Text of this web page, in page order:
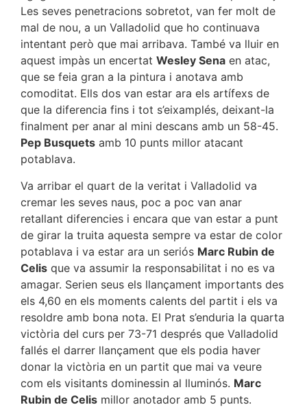
Les seves penetracions sobretot, van fer molt de
mal de nou, a un Valladolid que ho continuava
intentant però que mai arribava. També va lluir en
aquest impàs un encertat Wesley Sena en atac,
que se feia gran a la pintura i anotava amb
comoditat. Ells dos van estar ara els artífexs de
que la diferencia fins i tot s’eixamplés, deixant-la
finalment per anar al mini descans amb un 58-45.
Pep Busquets amb 10 punts millor atacant
potablava.
Va arribar el quart de la veritat i Valladolid va
cremar les seves naus, poc a poc van anar
retallant diferencies i encara que van estar a punt
de girar la truita aquesta sempre va estar de color
potablava i va estar ara un seriós Marc Rubin de
Celis que va assumir la responsabilitat i no es va
amagar. Serien seus els llançament importants des
els 4,60 en els moments calents del partit i els va
resoldre amb bona nota. El Prat s’enduria la quarta
victòria del curs per 73-71 després que Valladolid
fallés el darrer llançament que els podia haver
donar la victòria en un partit que mai va veure
com els visitants dominessin al lluminós. Marc
Rubin de Celis millor anotador amb 5 punts.